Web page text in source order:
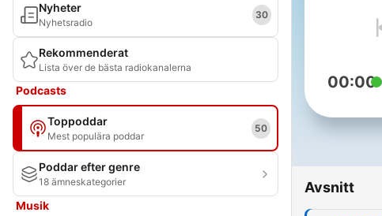
Nyheter
Nyhetsradio
30
Rekommenderat
Lista över de bästa radiokanalerna
Podcasts
Toppoddar
Mest populära poddar
50
Poddar efter genre
18 ämneskategorier
Musik
00:00
Avsnitt